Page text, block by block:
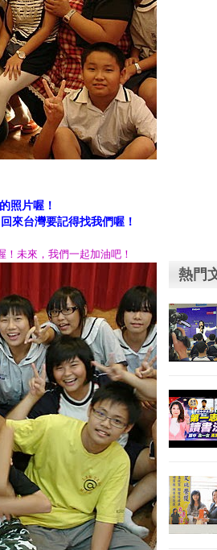
照片喔！
回來台灣要記得找我們喔！
未來，我們一起加油吧！
熱門